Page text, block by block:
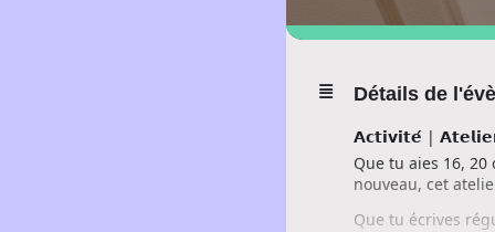
Détails de
𝗔𝗰𝘁𝗶𝘃𝗶𝘁𝗲́ |
Que tu aies 16,
nouveau, cet
Que tu écrives